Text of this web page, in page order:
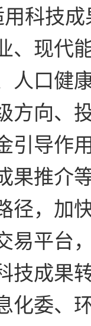
科技
、现代
人口健
方向、
引导作
果推介
径，加
易平台
技成果
化委、